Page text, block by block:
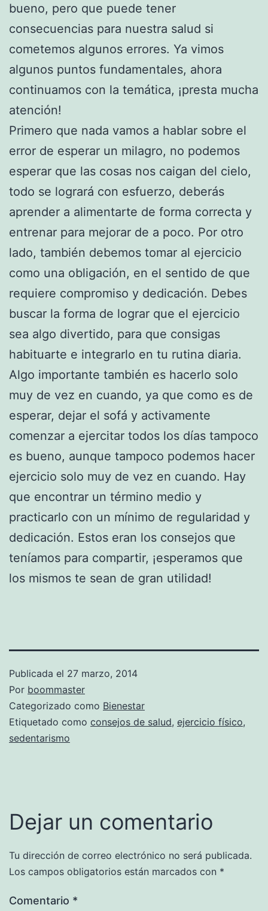
bueno, pero que puede tener
consecuencias para nuestra salud si
cometemos algunos errores. Ya vimos
algunos puntos fundamentales, ahora
continuamos con la temática, ¡presta mucha
atención!
Primero que nada vamos a hablar sobre el
error de esperar un milagro, no podemos
esperar que las cosas nos caigan del cielo,
todo se logrará con esfuerzo, deberás
aprender a alimentarte de forma correcta y
entrenar para mejorar de a poco. Por otro
lado, también debemos tomar al ejercicio
como una obligación, en el sentido de que
requiere compromiso y dedicación. Debes
buscar la forma de lograr que el ejercicio
sea algo divertido, para que consigas
habituarte e integrarlo en tu rutina diaria.
Algo importante también es hacerlo solo
muy de vez en cuando, ya que como es de
esperar, dejar el sofá y activamente
comenzar a ejercitar todos los días tampoco
es bueno, aunque tampoco podemos hacer
ejercicio solo muy de vez en cuando. Hay
que encontrar un término medio y
practicarlo con un mínimo de regularidad y
dedicación. Estos eran los consejos que
teníamos para compartir, ¡esperamos que
los mismos te sean de gran utilidad!
Publicada el 27 marzo, 2014
Por boommaster
Categorizado como Bienestar
Etiquetado como consejos de salud, ejercicio físico,
sedentarismo
Dejar un comentario
Tu dirección de correo electrónico no será publicada.
Los campos obligatorios están marcados con *
Comentario *